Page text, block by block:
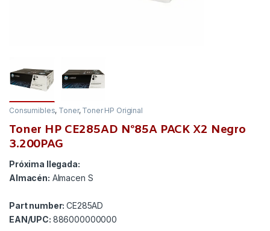
Consumibles, Toner, Toner HP Original
Toner HP CE285AD Nº85A PACK X2 Negro
3.200PAG
Próxima llegada:
Almacén: Almacen S
Part number:CE285AD
EAN/UPC: 886000000000